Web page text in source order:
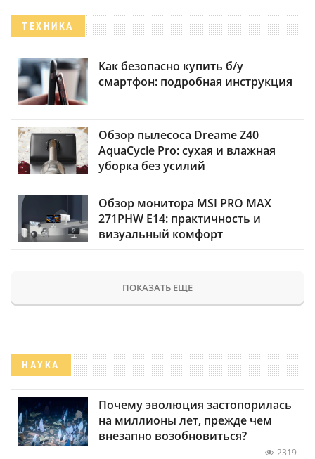
ТЕХНИКА
Как безопасно купить б/у
смартфон: подробная инструкция
Обзор пылесоса Dreame Z40
AquaCycle Pro: сухая и влажная
уборка без усилий
Обзор монитора MSI PRO MAX
271PHW E14: практичность и
визуальный комфорт
ПОКАЗАТЬ ЕЩЕ
НАУКА
Почему эволюция застопорилась
на миллионы лет, прежде чем
внезапно возобновиться?
2319